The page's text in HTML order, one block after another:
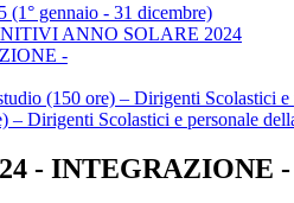
(1° gennaio - 31 dicembre)
ANNO SOLARE 2024
-
(150 ore) – Dirigenti Scolastici
Dirigenti Scolastici e personale
- INTEGRAZIONE -